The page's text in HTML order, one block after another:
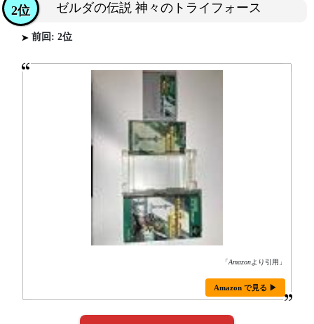
ゼルダの伝説 神々のトライフォース
2位
前回: 2位
「Amazonより引用」
Amazon で見る ▶